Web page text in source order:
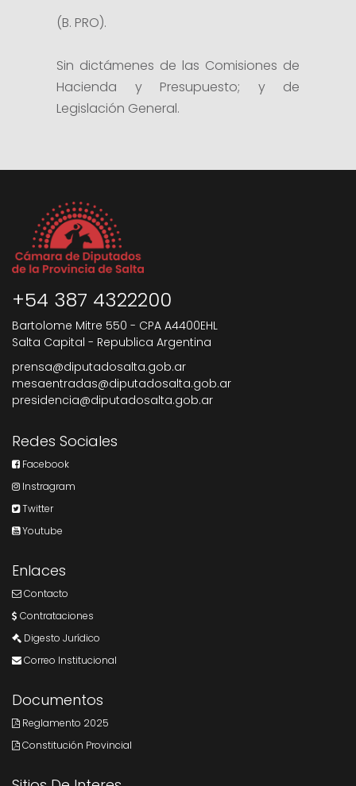
(B. PRO).
Sin dictámenes de las Comisiones de
Hacienda y Presupuesto; y de
Legislación General.
+54 387 4322200
Bartolome Mitre 550 - CPA A4400EHL
Salta Capital - Republica Argentina
prensa@diputadosalta.gob.ar
mesaentradas@diputadosalta.gob.ar
presidencia@diputadosalta.gob.ar
Redes Sociales
Facebook
Instragram
Twitter
Youtube
Enlaces
Contacto
Contrataciones
Digesto Jurídico
Correo Institucional
Documentos
Reglamento 2025
Constitución Provincial